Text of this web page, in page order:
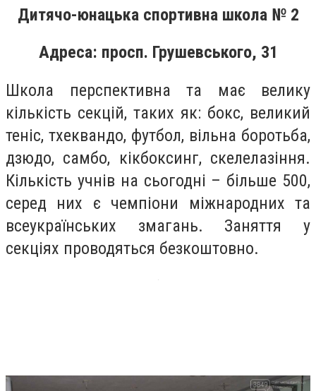
Дитячо-юнацька спортивна школа № 2
Адреса: просп. Грушевського, 31
Школа перспективна та має велику
кількість секцій, таких як: бокс, великий
теніс, тхеквандо, футбол, вільна боротьба,
дзюдо, самбо, кікбоксинг, скелелазіння.
Кількість учнів на сьогодні – більше 500,
серед них є чемпіони міжнародних та
всеукраїнських змагань. Заняття у
секціях проводяться безкоштовно.